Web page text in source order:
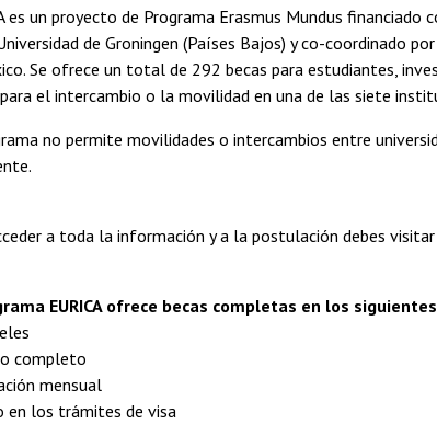
es un proyecto de Programa Erasmus Mundus financiado
de Groningen (Países Bajos) y co-coordinado
Se ofrece un total de 292 becas para estudiantes,
el intercambio o la movilidad en una de las siete
no permite movilidades o intercambios entre
a toda la información y a la postulación debes visitar
EURICA ofrece becas completas en los
completo
mensual
en los trámites de visa